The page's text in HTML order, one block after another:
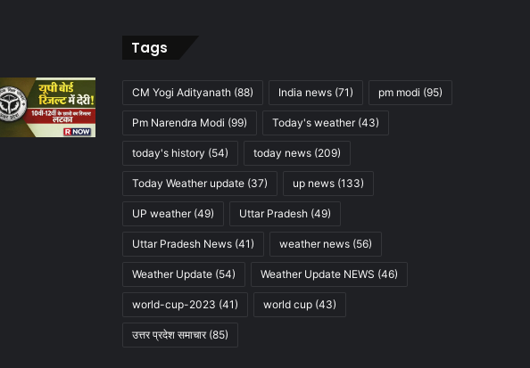
Tags
CM Yogi Adityanath(88) India news(71) pm modi (95)
Pm Narendra Modi (99) Today's weather(43)
today's history (54) today news(209)
Today Weather update(37) up news(133)
UP weather(49) Uttar Pradesh(49)
Uttar Pradesh News(41) weather news(56)
Weather Update(54) Weather Update NEWS (46)
world-cup-2023 (41) world cup(43)
उत्तर प्रदेश समाचार(85)